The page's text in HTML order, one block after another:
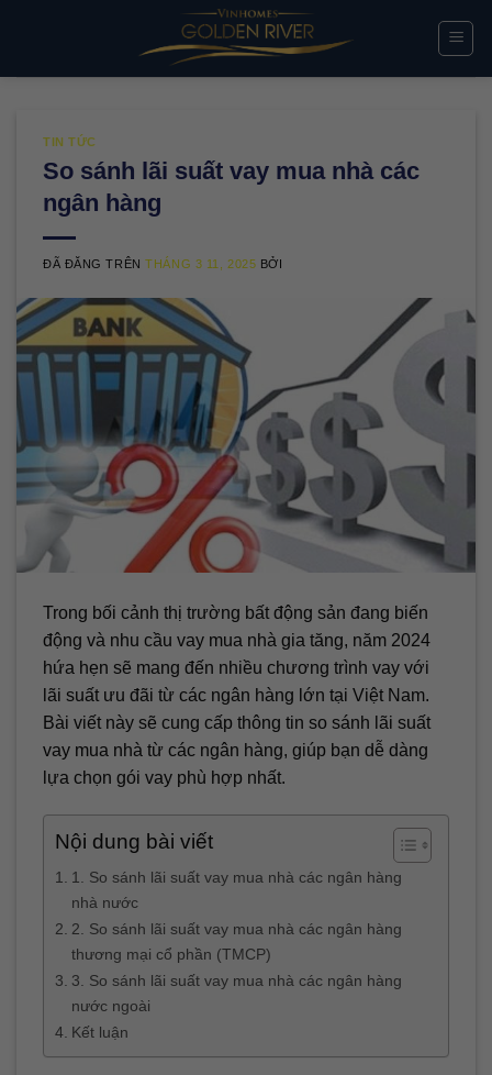
TIN TỨC
So sánh lãi suất vay mua nhà các
ngân hàng
ĐÃ ĐĂNG TRÊNTHÁNG 3 11, 2025 BỞI
Trong bối cảnh thị trường bất động sản đang biến
động và nhu cầu vay mua nhà gia tăng, năm 2024
hứa hẹn sẽ mang đến nhiều chương trình vay với
lãi suất ưu đãi từ các ngân hàng lớn tại Việt Nam.
Bài viết này sẽ cung cấp thông tin so sánh lãi suất
vay mua nhà từ các ngân hàng, giúp bạn dễ dàng
lựa chọn gói vay phù hợp nhất.
Nội dung bài viết
1. So sánh lãi suất vay mua nhà các ngân hàng
nhà nước
2. So sánh lãi suất vay mua nhà các ngân hàng
thương mại cổ phần (TMCP)
3. So sánh lãi suất vay mua nhà các ngân hàng
nước ngoài
Kết luận